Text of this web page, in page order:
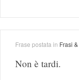
Frase postata in Frasi
Non è tardi.